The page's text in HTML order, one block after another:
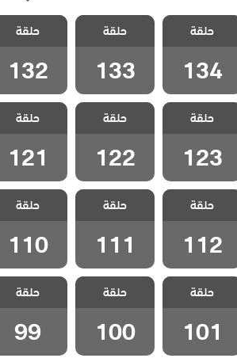
مسلسل الفناء
مدبلج الحلقة
134
حلقة
134
مسلسل الفناء
مدبلج الحلقة
133
حلقة
133
مسلسل
مدبلج الحلقة
132
حلقة
132
مسلسل الفناء
مدبلج الحلقة
123
حلقة
123
مسلسل الفناء
مدبلج الحلقة
122
حلقة
122
مسلسل
مدبلج الحلقة
121
حلقة
121
مسلسل الفناء
مدبلج الحلقة
112
حلقة
112
مسلسل الفناء
مدبلج الحلقة
111
حلقة
111
مسلسل
مدبلج الحلقة
110
حلقة
110
مسلسل الفناء
مدبلج الحلقة
101
حلقة
101
مسلسل الفناء
مدبلج الحلقة
100
حلقة
100
مسلسل
مدبلج الحلقة 99
حلقة
99